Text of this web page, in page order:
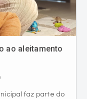
ao aleitamento
faz parte do